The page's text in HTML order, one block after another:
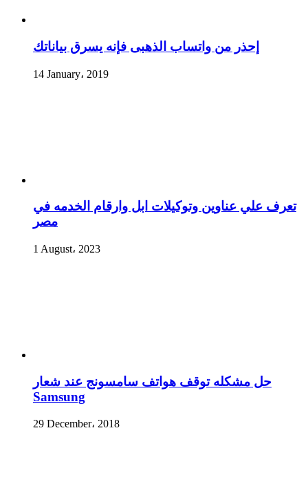
إحذر من واتساب الذهبى فإنه يسرق بياناتك
14 January، 2019
تعرف علي عناوين وتوكيلات ابل وارقام الخدمه في
مصر
1 August، 2023
حل مشكله توقف هواتف سامسونج عند شعار
Samsung
29 December، 2018